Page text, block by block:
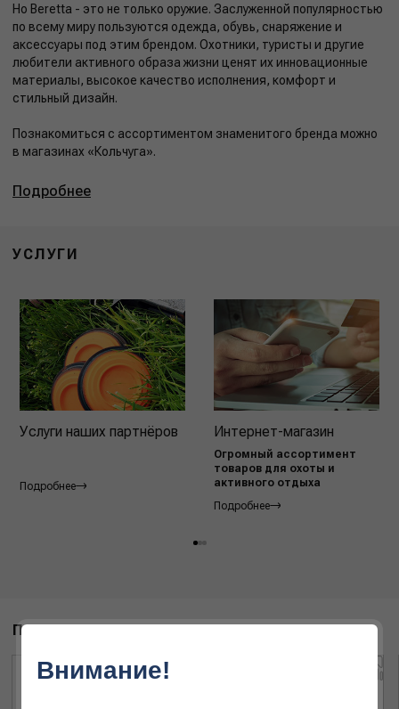
Но Beretta - это не только оружие. Заслуженной популярностью
по всему миру пользуются одежда, обувь, снаряжение и
аксессуары под этим брендом. Охотники, туристы и другие
любители активного образа жизни ценят их инновационные
материалы, высокое качество исполнения, комфорт и
стильный дизайн.
Познакомиться с ассортиментом знаменитого бренда можно
в магазинах «Кольчуга».
Подробнее
УСЛУГИ
Услуги наших партнёров
Подробнее
Интернет-магазин
Огромный ассортимент
товаров для охоты и
активного отдыха
Подробнее
ПОХОЖИЕ ТОВАРЫ
Внимание!